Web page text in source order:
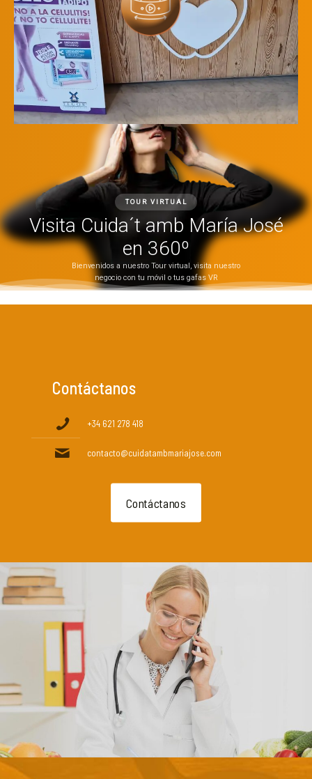
TOUR VIRTUAL
Visita Cuida´t amb María José
en 360º
Bienvenidos a nuestro Tour virtual, visita nuestro
negocio con tu móvil o tus gafas VR
Contáctanos
+34 621 278 418
contacto@cuidatambmariajose.com
Contáctanos